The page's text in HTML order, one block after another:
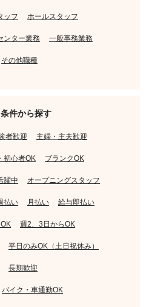
ッフ ホールスタッフ
ンター業務 一般事務業務
その他職種
件から探す
者歓迎 主婦・主夫歓迎
初心者OK ブランクOK
躍中 オープニングスタッフ
払い 月払い 給与即払い
週2、3日からOK
平日のみOK（土日祝休み）
長期歓迎
バイク・車通勤OK